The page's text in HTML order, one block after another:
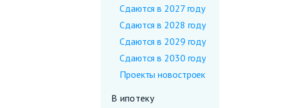
Сдаются в 2027 году
Сдаются в 2028 году
Сдаются в 2029 году
Сдаются в 2030 году
Проекты новостроек
В ипотеку